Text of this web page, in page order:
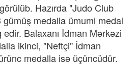
Hazırda "Judo Club
gümüş medalla ümumi medal
edir. Balaxanı İdman Mərkəzi
ikinci, "Neftçi" İdman
medalla isə üçüncüdür.